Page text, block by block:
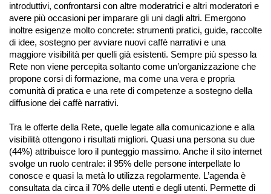
introduttivi, confrontarsi con altre moderatrici e altri moderatori e
avere più occasioni per imparare gli uni dagli altri. Emergono
inoltre esigenze molto concrete: strumenti pratici, guide, raccolte
di idee, sostegno per avviare nuovi caffè narrativi e una
maggiore visibilità per quelli già esistenti. Sempre più spesso la
Rete non viene percepita soltanto come un’organizzazione che
propone corsi di formazione, ma come una vera e propria
comunità di pratica e una rete di competenze a sostegno della
diffusione dei caffè narrativi.
Tra le offerte della Rete, quelle legate alla comunicazione e alla
visibilità ottengono i risultati migliori. Quasi una persona su due
(44%) attribuisce loro il punteggio massimo. Anche il sito internet
svolge un ruolo centrale: il 95% delle persone interpellate lo
conosce e quasi la metà lo utilizza regolarmente. L’agenda è
consultata da circa il 70% delle utenti e degli utenti. Permette di